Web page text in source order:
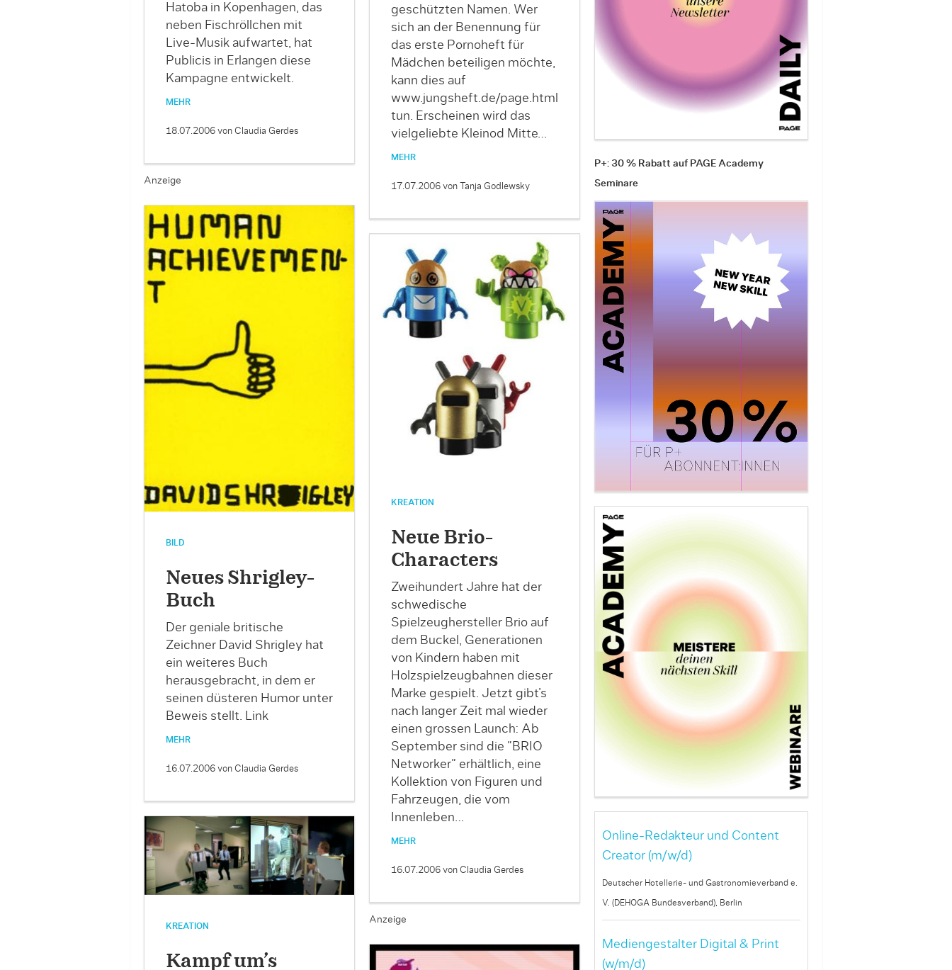
Hatoba in Kopenhagen, das
neben Fischröllchen mit
Live-Musik aufwartet, hat
Publicis in Erlangen diese
Kampagne entwickelt.
MEHR
18.07.2006 von Claudia Gerdes
Anzeige
geschützten Namen. Wer
sich an der Benennung für
das erste Pornoheft für
Mädchen beteiligen möchte,
kann dies auf
www.jungsheft.de/page.html
tun. Erscheinen wird das
vielgeliebte Kleinod Mitte…
MEHR
17.07.2006 von Tanja Godlewsky
BILD
Neues Shrigley-
Buch
Der geniale britische
Zeichner David Shrigley hat
ein weiteres Buch
herausgebracht, in dem er
seinen düsteren Humor unter
Beweis stellt. Link
MEHR
16.07.2006 von Claudia Gerdes
KREATION
Neue Brio-
Characters
Zweihundert Jahre hat der
schwedische
Spielzeughersteller Brio auf
dem Buckel, Generationen
von Kindern haben mit
Holzspielzeugbahnen dieser
Marke gespielt. Jetzt gibt’s
nach langer Zeit mal wieder
einen grossen Launch: Ab
September sind die “BRIO
Networker” erhältlich, eine
Kollektion von Figuren und
Fahrzeugen, die vom
Innenleben…
MEHR
16.07.2006 von Claudia Gerdes
KREATION
Kampf um’s
Anzeige
P+: 30 % Rabatt auf PAGE Academy
Seminare
Online-Redakteur und Content
Creator (m/w/d)
Deutscher Hotellerie- und Gastronomieverband e.
V. (DEHOGA Bundesverband), Berlin
Mediengestalter Digital & Print
(w/m/d)